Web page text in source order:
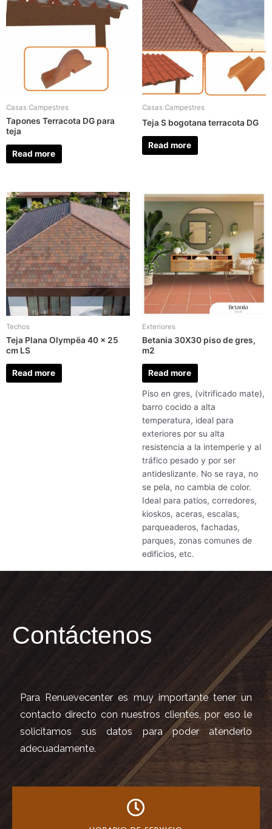
Casas Campestres
Tapones Terracota DG para
teja
Read more
Casas Campestres
Teja S bogotana terracota DG
Read more
Techos
Teja Plana Olympëa 40 x 25
cm LS
Read more
Exteriores
Betania 30X30 piso de gres,
m2
Read more
Piso en gres, (vitrificado mate),
barro cocido a alta
temperatura, ideal para
exteriores por su alta
resistencia a la intemperie y al
tráfico pesado y por ser
antideslizante. No se raya, no
se pela, no cambia de color.
Ideal para patios, corredores,
kioskos, aceras, escalas,
parqueaderos, fachadas,
parques, zonas comunes de
edificios, etc.
Contáctenos
Para Renuevecenter es muy importante tener un
contacto directo con nuestros clientes, por eso le
solicitamos sus datos para poder atenderlo
adecuadamente.